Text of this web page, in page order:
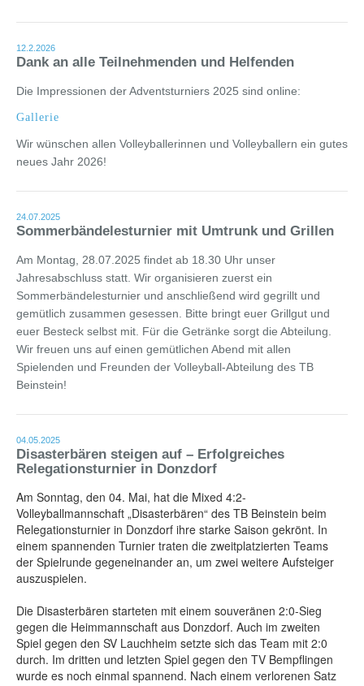
12.2.2026
Dank an alle Teilnehmenden und Helfenden
Die Impressionen der Adventsturniers 2025 sind online:
Gallerie
Wir wünschen allen Volleyballerinnen und Volleyballern ein gutes
neues Jahr 2026!
24.07.2025
Sommerbändelesturnier mit Umtrunk und Grillen
Am Montag, 28.07.2025 findet ab 18.30 Uhr unser
Jahresabschluss statt. Wir organisieren zuerst ein
Sommerbändelesturnier und anschließend wird gegrillt und
gemütlich zusammen gesessen. Bitte bringt euer Grillgut und
euer Besteck selbst mit. Für die Getränke sorgt die Abteilung.
Wir freuen uns auf einen gemütlichen Abend mit allen
Spielenden und Freunden der Volleyball-Abteilung des TB
Beinstein!
04.05.2025
Disasterbären steigen auf – Erfolgreiches
Relegationsturnier in Donzdorf
Am Sonntag, den 04. Mai, hat die Mixed 4:2-
Volleyballmannschaft „Disasterbären“ des TB Beinstein beim
Relegationsturnier in Donzdorf ihre starke Saison gekrönt. In
einem spannenden Turnier traten die zweitplatzierten Teams
der Spielrunde gegeneinander an, um zwei weitere Aufsteiger
auszuspielen.
Die Disasterbären starteten mit einem souveränen 2:0-Sieg
gegen die Heimmannschaft aus Donzdorf. Auch im zweiten
Spiel gegen den SV Lauchheim setzte sich das Team mit 2:0
durch. Im dritten und letzten Spiel gegen den TV Bempflingen
wurde es noch einmal spannend. Nach einem verlorenen Satz